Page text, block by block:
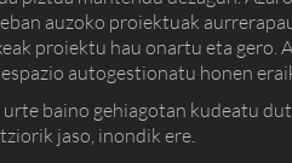
auzoko proiektuak
proiektu hau onartu eta gero.
autogestionatu honen
baino gehiagotan kudeatu
jaso, inondik ere.